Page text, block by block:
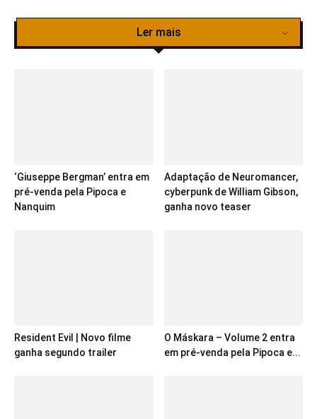
Ler mais
‘Giuseppe Bergman’ entra em
pré-venda pela Pipoca e
Nanquim
Adaptação de Neuromancer,
cyberpunk de William Gibson,
ganha novo teaser
Resident Evil | Novo filme
ganha segundo trailer
O Máskara – Volume 2 entra
em pré-venda pela Pipoca e...